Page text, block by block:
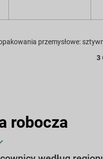
przemysłowe:
3
robocza